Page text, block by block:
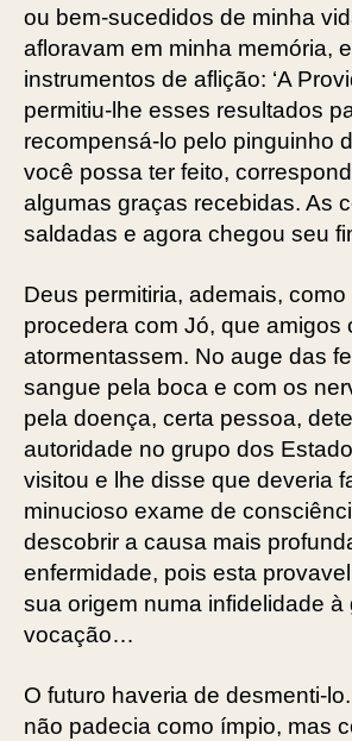
ou bem-sucedidos de minha
afloravam em minha memória,
instrumentos de aflição: ‘A
permitiu-lhe esses resultados
recompensá-lo pelo pinguinho
você possa ter feito,
algumas graças recebidas. As
saldadas e agora chegou seu
Deus permitiria, ademais, como
procedera com Jó, que amigos
atormentassem. No auge das
sangue pela boca e com os
pela doença, certa pessoa,
autoridade no grupo dos
visitou e lhe disse que deveria
minucioso exame de
descobrir a causa mais
enfermidade, pois esta
sua origem numa infidelidade à
vocação…
O futuro haveria de desmenti-
não padecia como ímpio, mas